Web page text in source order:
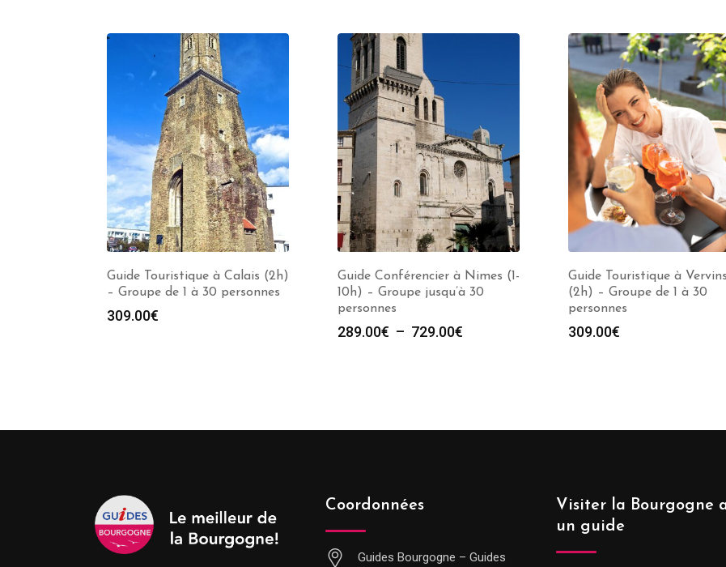
Guide Touristique à Calais (2h)
– Groupe de 1 à 30 personnes
309.00€
Guide Conférencier à Nimes (1-
10h) – Groupe jusqu’à 30
personnes
289.00€ – 729.00€
Guide Touristique à Vervins
(2h) – Groupe de 1 à 30
personnes
309.00€
Coordonnées
Guides Bourgogne – Guides
Visiter la Bourgogne
un guide